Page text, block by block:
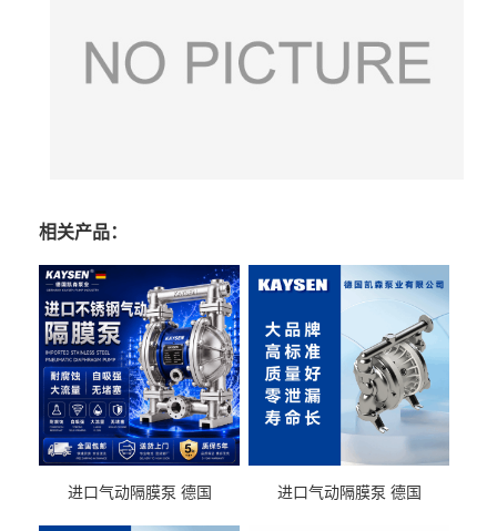
相关产品：
进口气动隔膜泵 德国
进口气动隔膜泵 德国